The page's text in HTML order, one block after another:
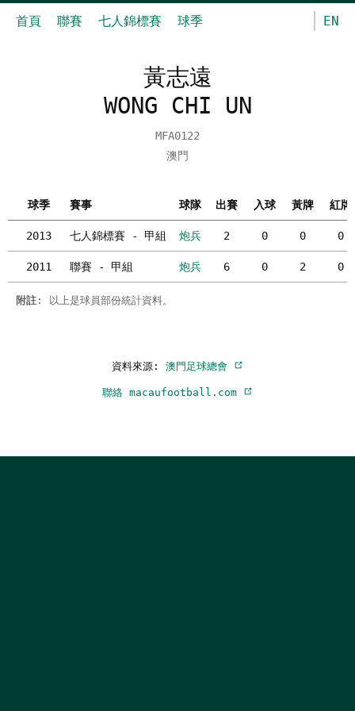
首頁 聯賽 七人錦標賽 球季 EN
黃志遠
WONG CHI UN
MFA0122
澳門
球季 賽事 球隊 出賽 入球 黃牌 紅牌
2013 七人錦標賽 - 甲組 炮兵 2 0 0 0
2011 聯賽 - 甲組 炮兵 6 0 2 0
附註 : 以上是球員部份統計資料。
資料來源: 澳門足球總會
聯絡 macaufootball.com